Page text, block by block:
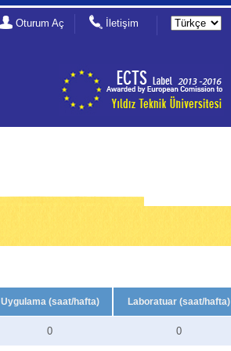
Oturum Aç İletişim
Uygulama (saat/hafta) Laboratuar (saat/hafta)
0 0